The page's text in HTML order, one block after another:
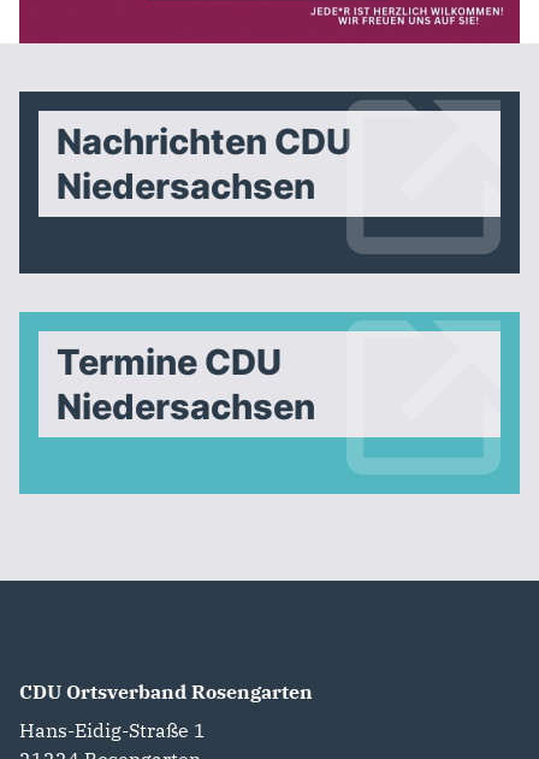
Nachrichten CDU
Niedersachsen
Termine CDU
Niedersachsen
CDU Ortsverband Rosengarten
Hans-Eidig-Straße 1